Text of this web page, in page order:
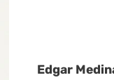
Edgar